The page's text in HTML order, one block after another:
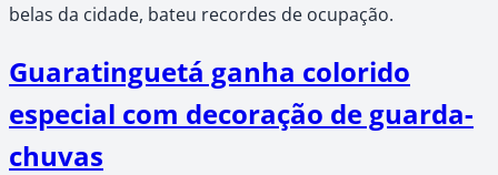
belas da cidade, bateu recordes de ocupação.
Guaratinguetá ganha colorido
especial com decoração de guarda-
chuvas